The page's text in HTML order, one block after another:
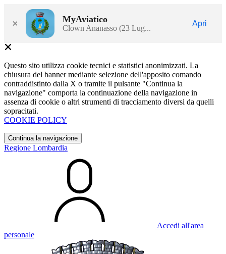
× MyAviatico
Clown Ananasso (23 Lug...
Apri
Questo sito utilizza cookie tecnici e statistici anonimizzati. La
chiusura del banner mediante selezione dell'apposito comando
contraddistinto dalla X o tramite il pulsante "Continua la
navigazione" comporta la continuazione della navigazione in
assenza di cookie o altri strumenti di tracciamento diversi da quelli
sopracitati.
COOKIE POLICY
Continua la navigazione
Regione Lombardia
Accedi all'area
personale